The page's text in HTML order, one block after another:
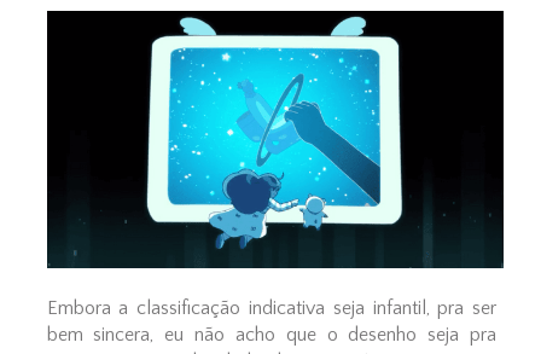
Embora a classificação indicativa seja infantil, pra ser
bem sincera, eu não acho que o desenho seja pra